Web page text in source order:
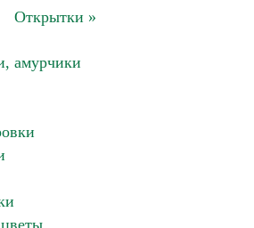
Открытки »
амурчики